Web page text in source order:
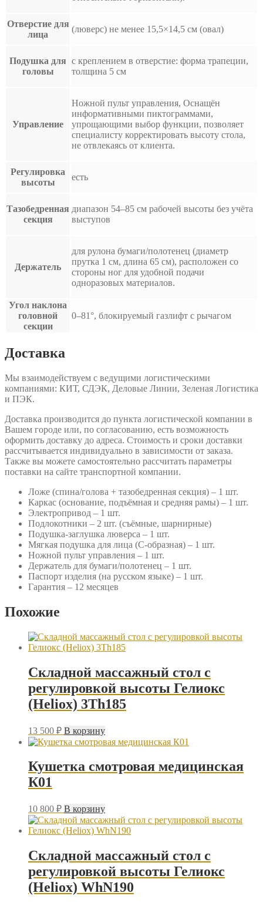
Отверстие для
лица
(люверс) не менее 15,5×14,5 см (овал)
Подушка для
головы
с креплением в отверстие: форма трапеции,
толщина 5 см
Управление
Ножной пульт управления, Оснащён
информативными пиктограммами,
упрощающими выбор функции, позволяет
специалисту корректировать высоту стола,
не отвлекаясь от клиента.
Регулировка
высоты
есть
Тазобедренная
секция
диапазон 54–85 см рабочей высоты без учёта
выступов
Держатель
для рулона бумаги/полотенец (диаметр
прутка 1 см, длина 65 см), расположен со
стороны ног для удобной подачи
одноразовых материалов.
Угол наклона
головной
секции
0–81°, блокируемый газлифт с рычагом
Доставка
Мы взаимодействуем с ведущими логистическими
компаниями: КИТ, СДЭК, Деловые Линии, Зеленая Логистика
и ПЭК.
Доставка производится до пункта логистической компании в
Вашем городе или, по согласованию, есть возможность
оформить доставку до адреса. Стоимость и сроки доставки
рассчитывается индивидуально в зависимости от заказа.
Также вы можете самостоятельно рассчитать параметры
поставки на сайте транспортной компании.
Ложе (спина/голова + тазобедренная секция) – 1 шт.
Каркас (основание, подъёмная и средняя рамы) – 1 шт.
Электропривод – 1 шт.
Подлокотники – 2 шт. (съёмные, шарнирные)
Подушка-заглушка люверса – 1 шт.
Мягкая подушка для лица (С-образная) – 1 шт.
Ножной пульт управления – 1 шт.
Держатель для бумаги/полотенец – 1 шт.
Паспорт изделия (на русском языке) – 1 шт.
Гарантия – 12 месяцев
Похожие
Складной массажный стол с
регулировкой высоты Гелиокс
(Heliox) 3Th185
13 500 ₽ В корзину
Кушетка смотровая медицинская
К01
10 800 ₽ В корзину
Складной массажный стол с
регулировкой высоты Гелиокс
(Heliox) WhN190